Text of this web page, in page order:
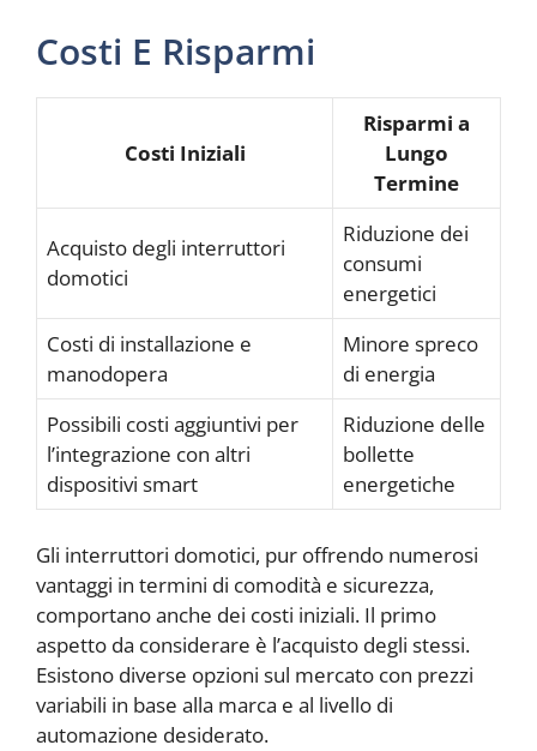
Costi E Risparmi
Costi Iniziali
Risparmi a
Lungo
Termine
Acquisto degli interruttori
domotici
Riduzione dei
consumi
energetici
Costi di installazione e
manodopera
Minore spreco
di energia
Possibili costi aggiuntivi per
l’integrazione con altri
dispositivi smart
Riduzione delle
bollette
energetiche
Gli interruttori domotici, pur offrendo numerosi
vantaggi in termini di comodità e sicurezza,
comportano anche dei costi iniziali. Il primo
aspetto da considerare è l’acquisto degli stessi.
Esistono diverse opzioni sul mercato con prezzi
variabili in base alla marca e al livello di
automazione desiderato.